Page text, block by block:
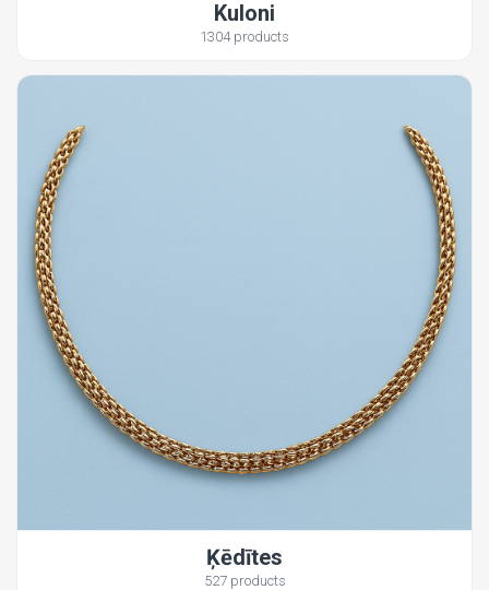
Kuloni
1304 products
Ķēdītes
527 products